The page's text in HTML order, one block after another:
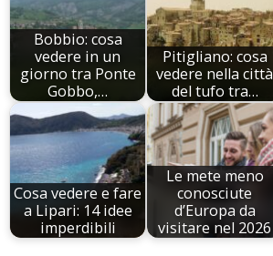
Bobbio: cosa
vedere in un
giorno tra Ponte
Gobbo,…
Pitigliano: cosa
vedere nella città
del tufo tra…
Cosa vedere e fare
a Lipari: 14 idee
imperdibili
Le mete meno
conosciute
d’Europa da
visitare nel 2026